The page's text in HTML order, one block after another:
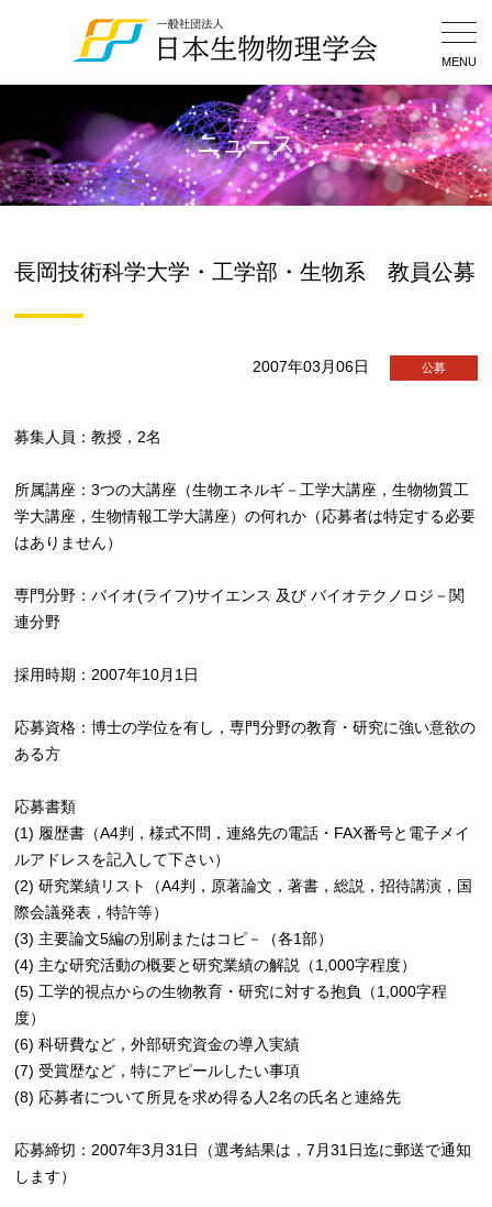
MENU
ニュース
長岡技術科学大学・工学部・生物系 教員公募
2007年03月06日 公募
募集人員：教授，2名
所属講座：3つの大講座（生物エネルギ－工学大講座，生物物質工
学大講座，生物情報工学大講座）の何れか（応募者は特定する必要
はありません）
専門分野：バイオ(ライフ)サイエンス 及び バイオテクノロジ－関
連分野
採用時期：2007年10月1日
応募資格：博士の学位を有し，専門分野の教育・研究に強い意欲の
ある方
応募書類
(1) 履歴書（A4判，様式不問，連絡先の電話・FAX番号と電子メイ
ルアドレスを記入して下さい）
(2) 研究業績リスト（A4判，原著論文，著書，総説，招待講演，国
際会議発表，特許等）
(3) 主要論文5編の別刷またはコピ－（各1部）
(4) 主な研究活動の概要と研究業績の解説（1,000字程度）
(5) 工学的視点からの生物教育・研究に対する抱負（1,000字程
度）
(6) 科研費など，外部研究資金の導入実績
(7) 受賞歴など，特にアピールしたい事項
(8) 応募者について所見を求め得る人2名の氏名と連絡先
応募締切：2007年3月31日（選考結果は，7月31日迄に郵送で通知
します）